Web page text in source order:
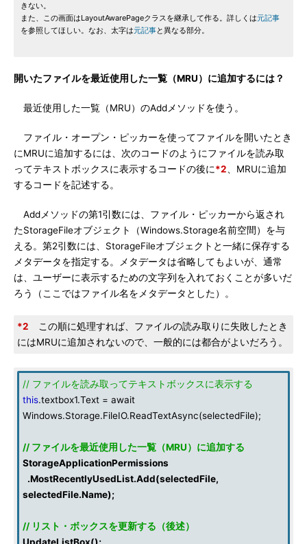
きない。
また、この画面はLayoutAwarePageクラスを継承して作る。詳しくは元記事
を参照してほしい。なお、太字は元記事と異なる部分。
開いたファイルを最近使用した一覧（MRU）に追加するには？
最近使用した一覧（MRU）のAddメソッドを使う。
ファイル・オープン・ピッカーを使ってファイルを開いたとき
にMRUに追加するには、次のコードのようにファイルを読み取
ってテキストボックスに表示するコードの後に*2 、MRUに追加
するコードを記述する。
Addメソッドの第1引数には、ファイル・ピッカーから返され
たStorageFileオブジェクト（Windows.Storage名前空間）を与
える。第2引数には、StorageFileオブジェクトと一緒に保存する
メタデータを指定する。メタデータは省略してもよいが、通常
は、ユーザーに表示するための文字列を入れておくことが多いだ
ろう（ここではファイル名をメタデータとした）。
*2 この順に処理すれば、ファイルの読み取りに失敗したとき
にはMRUに追加されないので、一般的には都合がよいだろう。
// ファイルを読み取ってテキストボックスに表示する
this.textbox1.Text = await
Windows.Storage.FileIO.ReadTextAsync(selectedFile);
// ファイルを最近使用した一覧（MRU）に追加する
StorageApplicationPermissions
.MostRecentlyUsedList.Add(selectedFile,
selectedFile.Name);
// リスト・ボックスを更新する（後述）